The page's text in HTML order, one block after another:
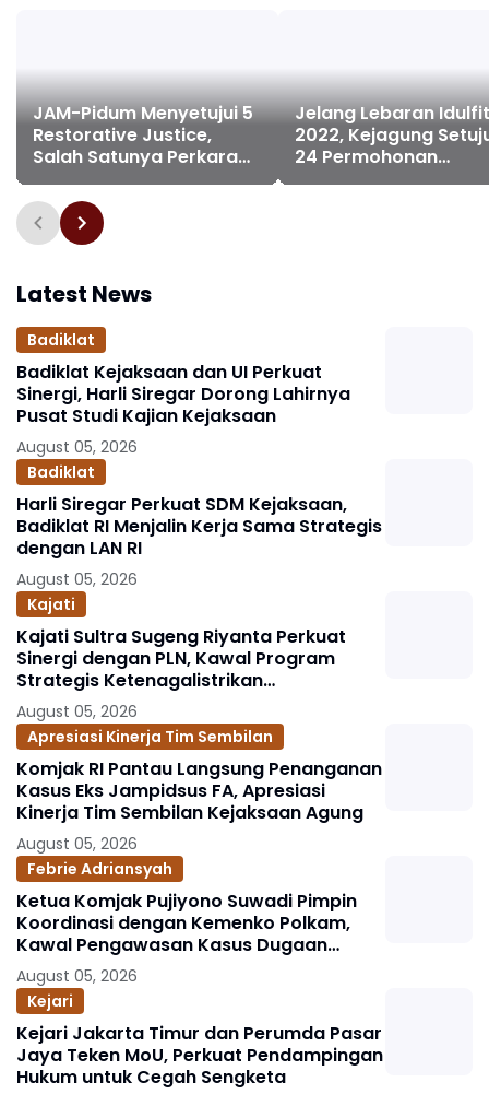
JAM-Pidum Menyetujui 5
Restorative Justice,
Salah Satunya Perkara
Pencurian di Yogyakarta
Jelang Lebaran
2022, Kejagung
24 Permohonan
Penghentian
Latest News
Badiklat
Badiklat Kejaksaan dan UI Perkuat
Sinergi, Harli Siregar Dorong Lahirnya
Pusat Studi Kajian Kejaksaan
August 05, 2026
Badiklat
Harli Siregar Perkuat SDM Kejaksaan,
Badiklat RI Menjalin Kerja Sama Strategis
dengan LAN RI
August 05, 2026
Kajati
Kajati Sultra Sugeng Riyanta Perkuat
Sinergi dengan PLN, Kawal Program
Strategis Ketenagalistrikan
Berlandaskan Kepastian Hukum
August 05, 2026
Apresiasi Kinerja Tim Sembilan
Komjak RI Pantau Langsung Penanganan
Kasus Eks Jampidsus FA, Apresiasi
Kinerja Tim Sembilan Kejaksaan Agung
August 05, 2026
Febrie Adriansyah
Ketua Komjak Pujiyono Suwadi Pimpin
Koordinasi dengan Kemenko Polkam,
Kawal Pengawasan Kasus Dugaan
Korupsi dan TPPU Eks Jampidsus FA
August 05, 2026
Kejari
Kejari Jakarta Timur dan Perumda Pasar
Jaya Teken MoU, Perkuat Pendampingan
Hukum untuk Cegah Sengketa